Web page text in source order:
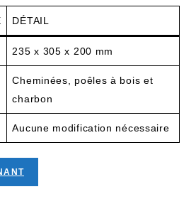
DÉTAIL
235 x 305 x 200 mm
Cheminées, poêles à bois et
charbon
Aucune modification nécessaire